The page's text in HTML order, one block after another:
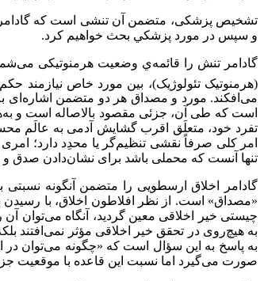
تشخیص پزشکی، متضمن آن تنشی است که گادامر
و سپس در مورد پزشکي بحث خواهيم کرد.
گادامر تنش را قائمه‌ي وضعیت هرمنوتیکی
(هرمنوتیک تئولوژیک)، بین مورد خاص نیازمند
می‌افکند. مورد و مصداق هر دو متضمن اشاره‌ای
است که طی آن، جزئی مقصود بالاصاله است و
تفرد خود، متعلَق اقرب گشایش آدمی به عالَم
امر کلی صرفاً نقشی تنظیم‌گر یا محدِد دارد؛
تنها آنست که محملی باشد برای نشان‌دادن صدق و
گادامر اخلاق ارسطويی را متضمن آنگونه
«مصداق» است. از نظر افلاطون اخلاق، با
چیستی خیر اخلاقی معین گردید، آنگاه می‌توان
به هیچ‌روی در تحقق خیر اخلاقی مؤثر
به پاسخ به این سؤال است که «چگونه می‌توان در
صورت می‌گیرد اما نسبت این قاعده با موقعیت